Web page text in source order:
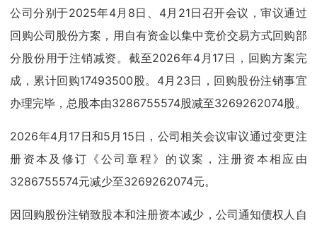
公司分别于2025年4月8日、4月21日召开会议，审议通过
回购公司股份方案，用自有资金以集中竞价交易方式回购部
分股份用于注销减资。截至2026年4月17日，回购方案完
成，累计回购17493500股。4月23日，回购股份注销事宜
办理完毕，总股本由3286755574股减至3269262074股。
2026年4月17日和5月15日，公司相关会议审议通过变更注
册资本及修订《公司章程》的议案，注册资本相应由
3286755574元减少至3269262074元。
因回购股份注销致股本和注册资本减少，公司通知债权人自